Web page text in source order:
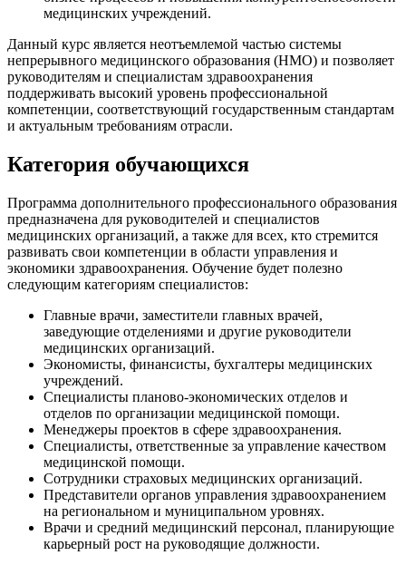
медицинских учреждений.
Данный курс является неотъемлемой частью системы
непрерывного медицинского образования (НМО) и позволяет
руководителям и специалистам здравоохранения
поддерживать высокий уровень профессиональной
компетенции, соответствующий государственным стандартам
и актуальным требованиям отрасли.
Категория обучающихся
Программа дополнительного профессионального образования
предназначена для руководителей и специалистов
медицинских организаций, а также для всех, кто стремится
развивать свои компетенции в области управления и
экономики здравоохранения. Обучение будет полезно
следующим категориям специалистов:
Главные врачи, заместители главных врачей,
заведующие отделениями и другие руководители
медицинских организаций.
Экономисты, финансисты, бухгалтеры медицинских
учреждений.
Специалисты планово-экономических отделов и
отделов по организации медицинской помощи.
Менеджеры проектов в сфере здравоохранения.
Специалисты, ответственные за управление качеством
медицинской помощи.
Сотрудники страховых медицинских организаций.
Представители органов управления здравоохранением
на региональном и муниципальном уровнях.
Врачи и средний медицинский персонал, планирующие
карьерный рост на руководящие должности.